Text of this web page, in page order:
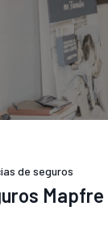
de seguros
Mapfre